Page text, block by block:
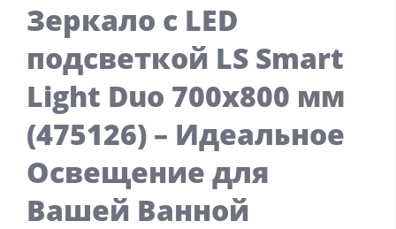
Зеркало с LED
подсветкой LS Smart
Light Duo 700х800 мм
(475126) – Идеальное
Освещение для
Вашей Ванной